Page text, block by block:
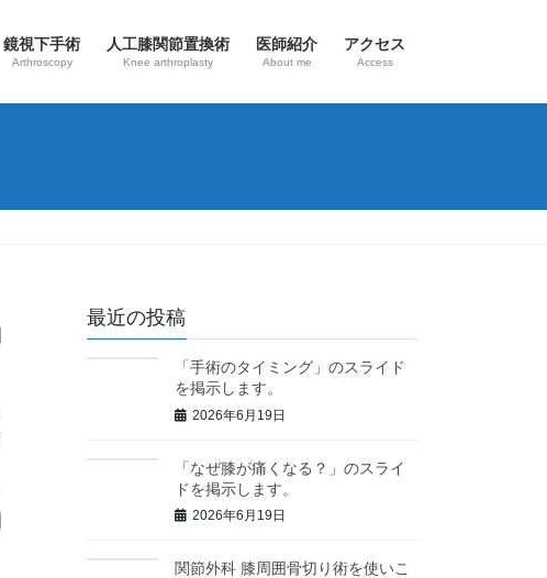
鏡視下手術
Arthroscopy
人工膝関節置換術
Knee arthroplasty
医師紹介
About me
アクセス
Access
最近の投稿
「手術のタイミング」のスライド
を掲示します。
2026年6月19日
「なぜ膝が痛くなる？」のスライ
ドを掲示します。
2026年6月19日
関節外科 膝周囲骨切り術を使いこ